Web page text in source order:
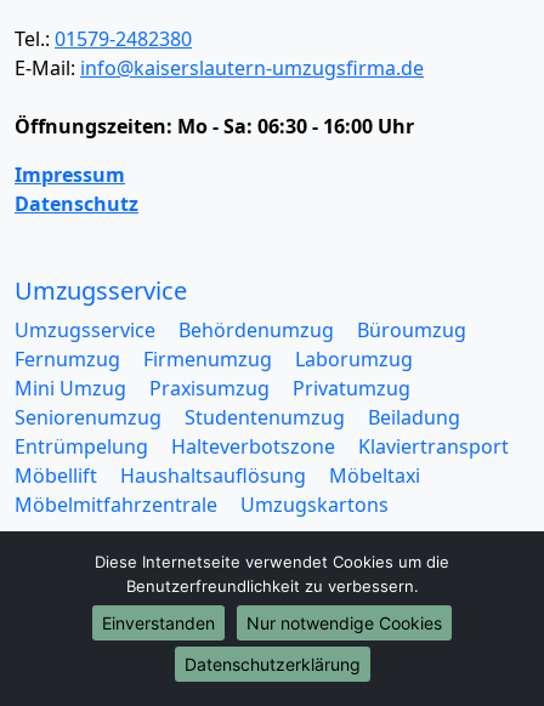
Tel.: 01579-2482380
E-Mail: info@kaiserslautern-umzugsfirma.de
Öffnungszeiten: Mo - Sa: 06:30 - 16:00 Uhr
Impressum
Datenschutz
Umzugsservice
Umzugsservice Behördenumzug
Büroumzug
Fernumzug
Firmenumzug
Laborumzug
Mini Umzug
Praxisumzug
Privatumzug
Seniorenumzug
Studentenumzug
Beiladung
Entrümpelung
Halteverbotszone
Klaviertransport
Möbellift
Haushaltsauflösung
Möbeltaxi
Möbelmitfahrzentrale
Umzugskartons
Europa-Umzüge
Diese Internetseite verwendet Cookies um die
Benutzerfreundlichkeit zu verbessern.
Einverstanden
Nur notwendige Cookies
Datenschutzerklärung